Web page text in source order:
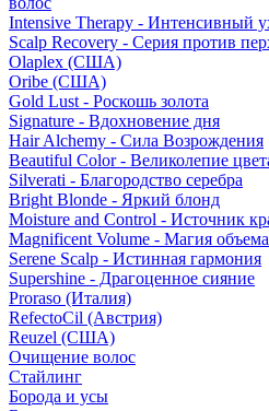
Intensive Therapy - Интенсивный
Scalp Recovery - Серия против
Olaplex (США)
Oribe (США)
Gold Lust - Роскошь золота
Signature - Вдохновение дня
Hair Alchemy - Сила Возрождения
Beautiful Color - Великолепие
Silverati - Благородство серебра
Bright Blonde - Яркий блонд
Moisture and Control - Источник
Magnificent Volume - Магия объема
Serene Scalp - Истинная гармония
Supershine - Драгоценное сияние
Proraso (Италия)
RefectoCil (Австрия)
Reuzel (США)
Очищение волос
Стайлинг
Борода и усы